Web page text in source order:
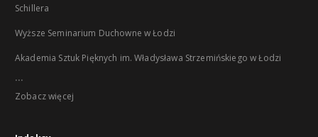
Schillera
Wyższe Seminarium Duchowne w Łodzi
Akademia Sztuk Pięknych im. Władysława Strzemińskiego w Łodzi
...
Zobacz więcej